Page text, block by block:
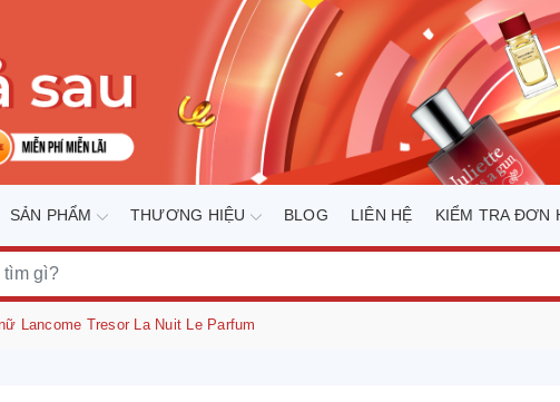
SẢN PHẨM THƯƠNG HIỆU BLOG LIÊN HỆ KIỂM TRA ĐƠN
Lancome Tresor La Nuit Le Parfum